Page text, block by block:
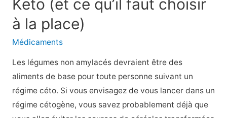
la
ménopause
et
votre
taille
grâce
à
Keto (et ce qu’il faut choisir
à la place)
Médicaments
Les légumes non amylacés devraient être des
aliments de base pour toute personne suivant un
régime céto. Si vous envisagez de vous lancer dans un
régime cétogène, vous savez probablement déjà que